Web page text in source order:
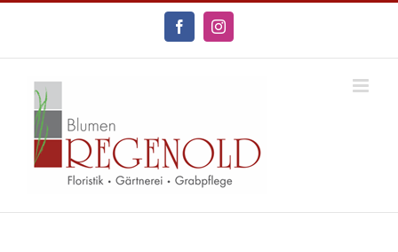
Zum
FacebookInstagram